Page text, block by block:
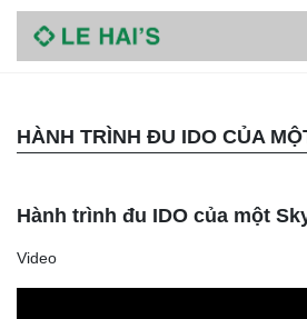
HÀNH TRÌNH ĐU IDO CỦA
Hành trình đu IDO của một
Video